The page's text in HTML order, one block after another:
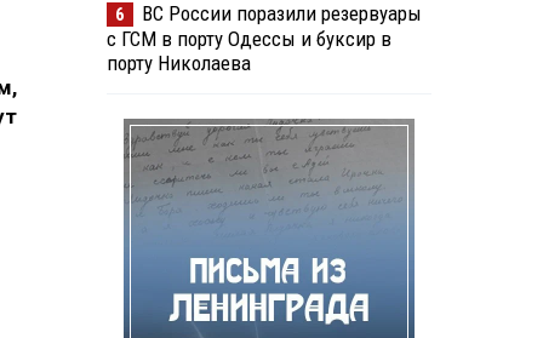
6
ВС России поразили резервуары
с ГСМ в порту Одессы и буксир в
порту Николаева